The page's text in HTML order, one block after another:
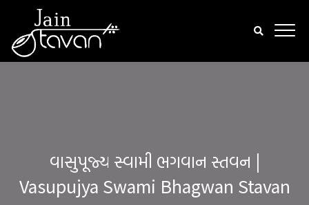
વાસુપૂજ્ય સ્વામી ભગવાન સ્તવન |
Vasupujya Swami Bhagwan Stavan